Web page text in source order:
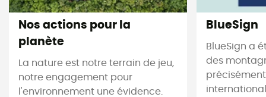
Nos actions pour la
planète
La nature est notre terrain de jeu,
notre engagement pour
l'environnement une évidence.
BlueSign
BlueSign a
des